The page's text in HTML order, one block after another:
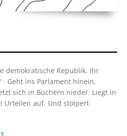
demokratische Republik. Ihr
· Geht ins Parlament hinein.
sich in Büchern nieder. Liegt in
Urteilen auf. Und stolpert